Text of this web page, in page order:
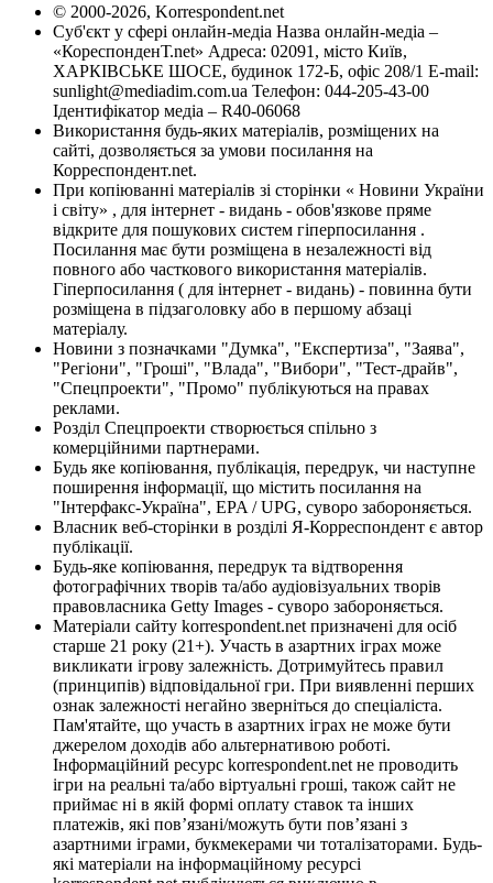
© 2000-2026, Korrespondent.net
Суб'єкт у сфері онлайн-медіа Назва онлайн-медіа –
«КореспонденТ.net» Адреса: 02091, місто Київ,
ХАРКІВСЬКЕ ШОСЕ, будинок 172-Б, офіс 208/1 E-mail:
sunlight@mediadim.com.ua Телефон: 044-205-43-00
Ідентифікатор медіа – R40-06068
Використання будь-яких матеріалів, розміщених на
сайті, дозволяється за умови посилання на
Корреспондент.net.
При копіюванні матеріалів зі сторінки « Новини України
і світу» , для інтернет - видань - обов'язкове пряме
відкрите для пошукових систем гіперпосилання .
Посилання має бути розміщена в незалежності від
повного або часткового використання матеріалів.
Гіперпосилання ( для інтернет - видань) - повинна бути
розміщена в підзаголовку або в першому абзаці
матеріалу.
Новини з позначками "Думка", "Експертиза", "Заява",
"Регіони", "Гроші", "Влада", "Вибори", "Тест-драйв",
"Спецпроекти", "Промо" публікуються на правах
реклами.
Розділ Спецпроекти створюється спільно з
комерційними партнерами.
Будь яке копіювання, публікація, передрук, чи наступне
поширення інформації, що містить посилання на
"Інтерфакс-Україна", EPA / UPG, суворо забороняється.
Власник веб-сторінки в розділі Я-Корреспондент є автор
публікації.
Будь-яке копіювання, передрук та відтворення
фотографічних творів та/або аудіовізуальних творів
правовласника Getty Images - суворо забороняється.
Матеріали сайту korrespondent.net призначені для осіб
старше 21 року (21+). Участь в азартних іграх може
викликати ігрову залежність. Дотримуйтесь правил
(принципів) відповідальної гри. При виявленні перших
ознак залежності негайно зверніться до спеціаліста.
Пам'ятайте, що участь в азартних іграх не може бути
джерелом доходів або альтернативою роботі.
Інформаційний ресурс korrespondent.net не проводить
ігри на реальні та/або віртуальні гроші, також сайт не
приймає ні в якій формі оплату ставок та інших
платежів, які пов’язані/можуть бути пов’язані з
азартними іграми, букмекерами чи тоталізаторами. Будь-
які матеріали на інформаційному ресурсі